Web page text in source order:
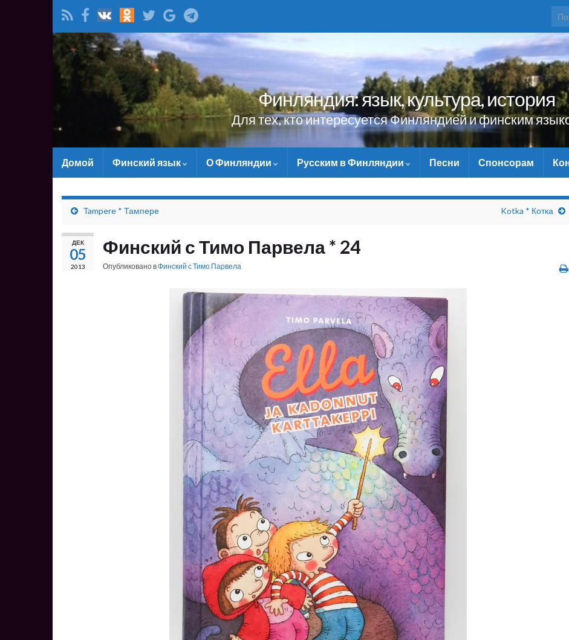
Финляндия: язык, культура, история
Для тех, кто интересуется Финляндией и финским
Домой Финский язык О Финляндии Русским в Финляндии Песни Спонсорам
Tampere * Тампере Kotka * Котка
ДЕК
05
2013
Финский с Тимо Парвела * 24
Опубликовано вФинский с Тимо Парвела